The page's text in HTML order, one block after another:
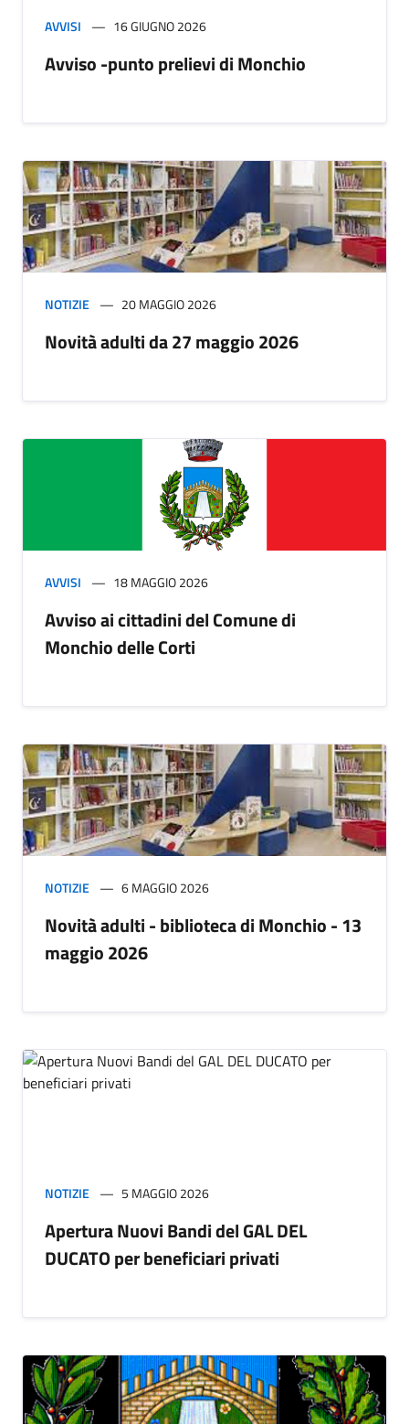
AVVISI 16 GIUGNO 2026
Avviso -punto prelievi di Monchio
NOTIZIE 20 MAGGIO 2026
Novità adulti da 27 maggio 2026
AVVISI 18 MAGGIO 2026
Avviso ai cittadini del Comune di
Monchio delle Corti
NOTIZIE 6 MAGGIO 2026
Novità adulti - biblioteca di Monchio - 13
maggio 2026
NOTIZIE 5 MAGGIO 2026
Apertura Nuovi Bandi del GAL DEL
DUCATO per beneficiari privati